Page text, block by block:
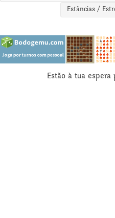
Estâncias /
Estão à tua espera